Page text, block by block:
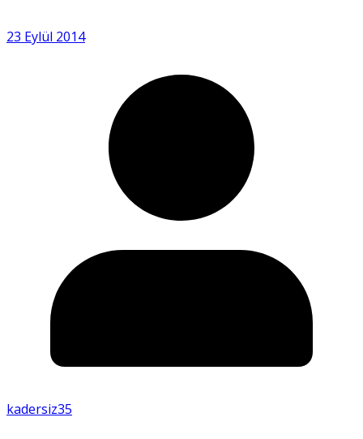
23 Eylül 2014
kadersiz35